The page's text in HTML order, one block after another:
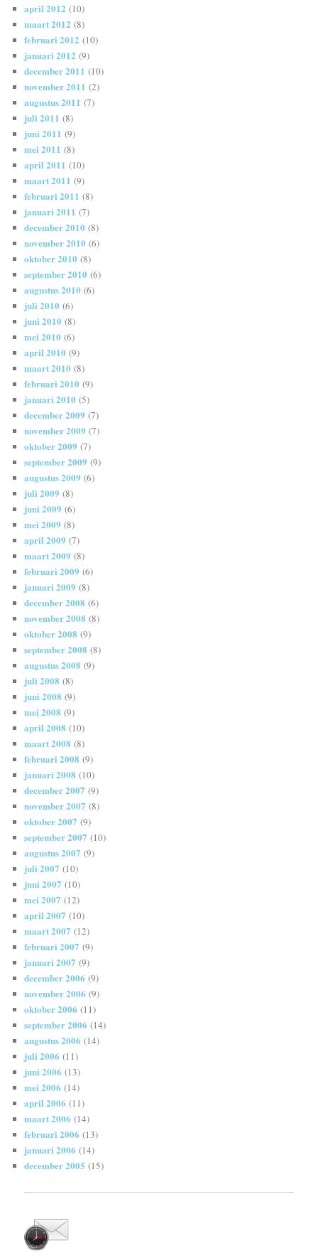
april 2012 (10)
maart 2012 (8)
februari 2012 (10)
januari 2012 (9)
december 2011 (10)
november 2011 (2)
augustus 2011 (7)
juli 2011 (8)
juni 2011 (9)
mei 2011 (8)
april 2011 (10)
maart 2011 (9)
februari 2011 (8)
januari 2011 (7)
december 2010 (8)
november 2010 (6)
oktober 2010 (8)
september 2010 (6)
augustus 2010 (6)
juli 2010 (6)
juni 2010 (8)
mei 2010 (6)
april 2010 (9)
maart 2010 (8)
februari 2010 (9)
januari 2010 (5)
december 2009 (7)
november 2009 (7)
oktober 2009 (7)
september 2009 (9)
augustus 2009 (6)
juli 2009 (8)
juni 2009 (6)
mei 2009 (8)
april 2009 (7)
maart 2009 (8)
februari 2009 (6)
januari 2009 (8)
december 2008 (6)
november 2008 (8)
oktober 2008 (9)
september 2008 (8)
augustus 2008 (9)
juli 2008 (8)
juni 2008 (9)
mei 2008 (9)
april 2008 (10)
maart 2008 (8)
februari 2008 (9)
januari 2008 (10)
december 2007 (9)
november 2007 (8)
oktober 2007 (9)
september 2007 (10)
augustus 2007 (9)
juli 2007 (10)
juni 2007 (10)
mei 2007 (12)
april 2007 (10)
maart 2007 (12)
februari 2007 (9)
januari 2007 (9)
december 2006 (9)
november 2006 (9)
oktober 2006 (11)
september 2006 (14)
augustus 2006 (14)
juli 2006 (11)
juni 2006 (13)
mei 2006 (14)
april 2006 (11)
maart 2006 (14)
februari 2006 (13)
januari 2006 (14)
december 2005 (15)